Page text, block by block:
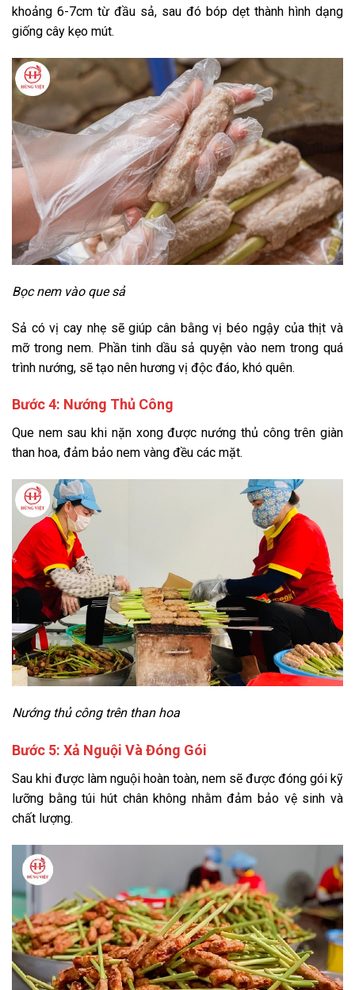
khoảng 6-7cm từ đầu sả, sau đó bóp dẹt thành hình dạng
giống cây kẹo mút.
Bọc nem vào que sả
Sả có vị cay nhẹ sẽ giúp cân bằng vị béo ngậy của thịt và
mỡ trong nem. Phần tinh dầu sả quyện vào nem trong quá
trình nướng, sẽ tạo nên hương vị độc đáo, khó quên.
Bước 4: Nướng Thủ Công
Que nem sau khi nặn xong được nướng thủ công trên giàn
than hoa, đảm bảo nem vàng đều các mặt.
Nướng thủ công trên than hoa
Bước 5: Xả Nguội Và Đóng Gói
Sau khi được làm nguội hoàn toàn, nem sẽ được đóng gói kỹ
lưỡng bằng túi hút chân không nhằm đảm bảo vệ sinh và
chất lượng.